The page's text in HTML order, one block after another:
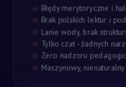
Błędy merytoryczne i
Brak polskich lektur i
Lanie wody, brak
Tylko czat - żadnych
Zero nadzoru
Maszynowy,